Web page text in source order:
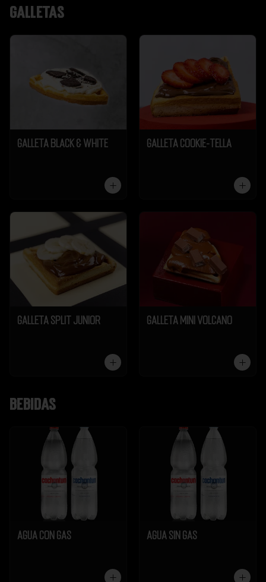
Galletas
Galleta Black & White Galleta Cookie-Tella
Galleta Split Junior Galleta Mini Volcano
Bebidas
Agua Con Gas Agua Sin Gas